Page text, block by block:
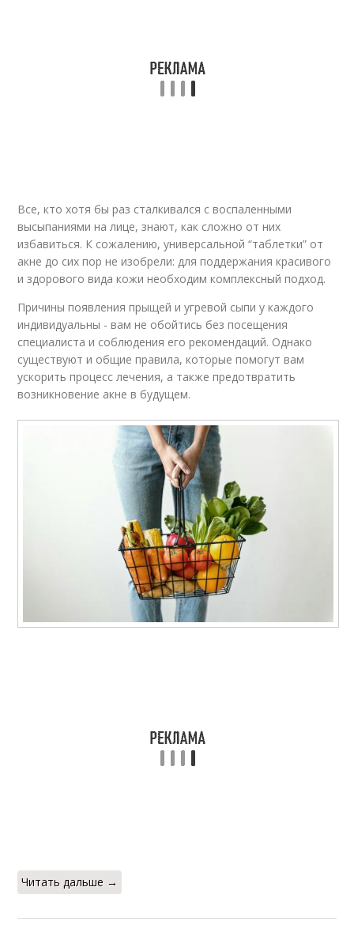
Все, кто хотя бы раз сталкивался с воспаленными
высыпаниями на лице, знают, как сложно от них
избавиться. К сожалению, универсальной “таблетки” от
акне до сих пор не изобрели: для поддержания красивого
и здорового вида кожи необходим комплексный подход.
Причины появления прыщей и угревой сыпи у каждого
индивидуальны - вам не обойтись без посещения
специалиста и соблюдения его рекомендаций. Однако
существуют и общие правила, которые помогут вам
ускорить процесс лечения, а также предотвратить
возникновение акне в будущем.
Читать дальше →